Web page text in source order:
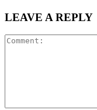
LEAVE A REPLY